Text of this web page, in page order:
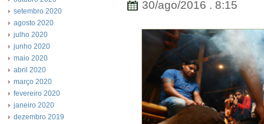
setembro 2020
agosto 2020
julho 2020
junho 2020
maio 2020
abril 2020
março 2020
fevereiro 2020
janeiro 2020
dezembro 2019
30/ago/2016 . 8:15